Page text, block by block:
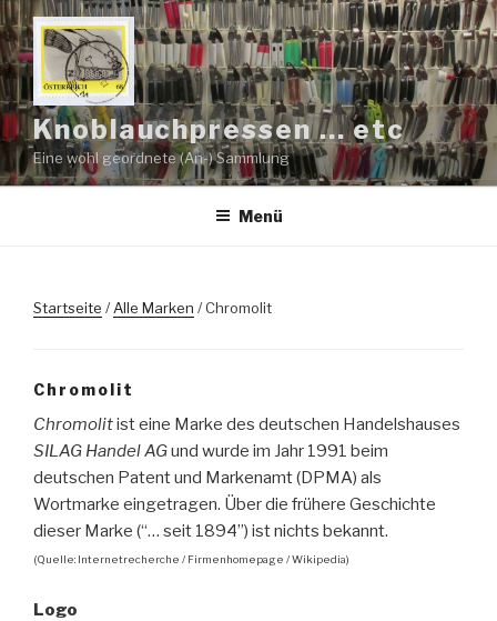
Zum
Inhalt
springen
Knoblauchpressen … etc
Eine wohl geordnete (An-) Sammlung
Menü
Startseite /Alle Marken / Chromolit
Chromolit
Chromolitist eine Marke des deutschen Handelshauses
SILAG Handel AGund wurde im Jahr 1991 beim
deutschen Patent und Markenamt (DPMA) als
Wortmarke eingetragen. Über die frühere Geschichte
dieser Marke (“… seit 1894”) ist nichts bekannt.
(Quelle: Internetrecherche / Firmenhomepage / Wikipedia)
Logo